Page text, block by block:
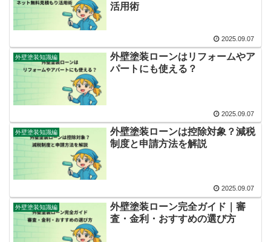
活用術
2025.09.07
外壁塗装知識編
外壁塗装ローンはリフォームやア
パートにも使える？
2025.09.07
外壁塗装知識編
外壁塗装ローンは控除対象？減税
制度と申請方法を解説
2025.09.07
外壁塗装知識編
外壁塗装ローン完全ガイド｜審
査・金利・おすすめの選び方